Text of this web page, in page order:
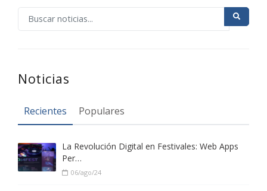
Noticias
Recientes Populares
La Revolución Digital en Festivales: Web Apps
Per…
06/ago/24